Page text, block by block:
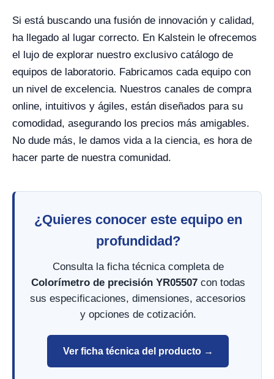
Si está buscando una fusión de innovación y calidad,
ha llegado al lugar correcto. En Kalstein le ofrecemos
el lujo de explorar nuestro exclusivo catálogo de
equipos de laboratorio. Fabricamos cada equipo con
un nivel de excelencia. Nuestros canales de compra
online, intuitivos y ágiles, están diseñados para su
comodidad, asegurando los precios más amigables.
No dude más, le damos vida a la ciencia, es hora de
hacer parte de nuestra comunidad.
¿Quieres conocer este equipo en
profundidad?
Consulta la ficha técnica completa de
Colorímetro de precisión YR05507con todas
sus especificaciones, dimensiones, accesorios
y opciones de cotización.
Ver ficha técnica del producto →